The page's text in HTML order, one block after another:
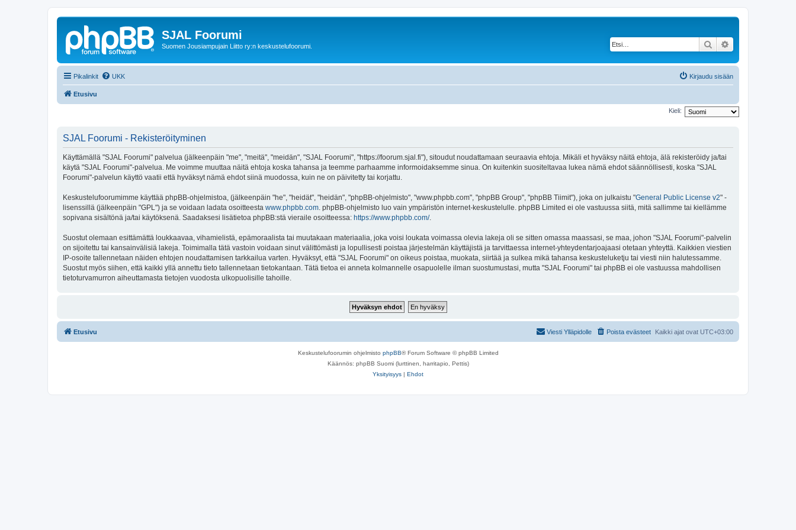
SJAL Foorumi
Suomen Jousiampujain Liitto ry:n keskustelufoorumi. Etsi
Pikalinkit UKK Kirjaudu sisään
Etusivu
Kieli:
SJAL Foorumi - Rekisteröityminen
Käyttämällä "SJAL Foorumi" palvelua (jälkeenpäin "me", "meitä", "meidän", "SJAL Foorumi", "https://foorum.sjal.fi"), sitoudut noudattamaan seuraavia ehtoja. Mikäli et hyväksy näitä ehtoja, älä rekisteröidy ja/tai
käytä "SJAL Foorumi"-palvelua. Me voimme muuttaa näitä ehtoja koska tahansa ja teemme parhaamme informoidaksemme sinua. On kuitenkin suositeltavaa lukea nämä ehdot säännöllisesti, koska "SJAL
Foorumi"-palvelun käyttö vaatii että hyväksyt nämä ehdot siinä muodossa, kuin ne on päivitetty tai korjattu.
Keskustelufoorumimme käyttää phpBB-ohjelmistoa, (jälkeenpäin "he", "heidät", "heidän", "phpBB-ohjelmisto", "www.phpbb.com", "phpBB Group", "phpBB Tiimit"), joka on julkaistu "General Public License v2" -
lisenssillä (jälkeenpäin "GPL") ja se voidaan ladata osoitteesta www.phpbb.com. phpBB-ohjelmisto luo vain ympäristön internet-keskustelulle. phpBB Limited ei ole vastuussa siitä, mitä sallimme tai kiellämme
sopivana sisältönä ja/tai käytöksenä. Saadaksesi lisätietoa phpBB:stä vieraile osoitteessa: https://www.phpbb.com/.
Suostut olemaan esittämättä loukkaavaa, vihamielistä, epämoraalista tai muutakaan materiaalia, joka voisi loukata voimassa olevia lakeja oli se sitten omassa maassasi, se maa, johon "SJAL Foorumi"-palvelin
on sijoitettu tai kansainvälisiä lakeja. Toimimalla tätä vastoin voidaan sinut välittömästi ja lopullisesti poistaa järjestelmän käyttäjistä ja tarvittaessa internet-yhteydentarjoajaasi otetaan yhteyttä. Kaikkien viestien
IP-osoite tallennetaan näiden ehtojen noudattamisen tarkkailua varten. Hyväksyt, että "SJAL Foorumi" on oikeus poistaa, muokata, siirtää ja sulkea mikä tahansa keskusteluketju tai viesti niin halutessamme.
Suostut myös siihen, että kaikki yllä annettu tieto tallennetaan tietokantaan. Tätä tietoa ei anneta kolmannelle osapuolelle ilman suostumustasi, mutta "SJAL Foorumi" tai phpBB ei ole vastuussa mahdollisen
tietoturvamurron aiheuttamasta tietojen vuodosta ulkopuolisille tahoille.
Etusivu Kaikki ajat ovat UTC+03:00
Poista evästeet
Viesti Ylläpidolle
Keskustelufoorumin ohjelmisto phpBB® Forum Software © phpBB Limited
Käännös: phpBB Suomi (lurttinen, harritapio, Pettis)
Yksityisyys | Ehdot